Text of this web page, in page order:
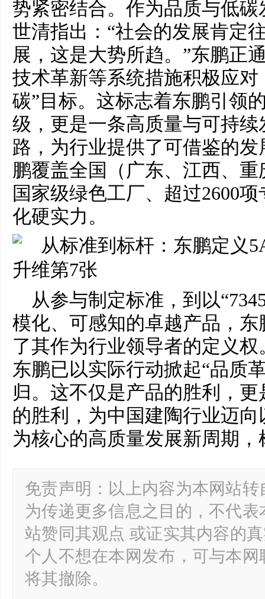
势紧密结合。作为品质与低
世清指出：“社会的发展肯定
展，这是大势所趋。”东鹏正
技术革新等系统措施积极应对
碳”目标。这标志着东鹏引领
级，更是一条高质量与可持
路，为行业提供了可借鉴的
鹏覆盖全国（广东、江西、
国家级绿色工厂、超过2600
化硬实力。
从参与制定标准，到以
模化、可感知的卓越产品，
了其作为行业领导者的定义权
东鹏已以实际行动掀起“品质
归。这不仅是产品的胜利，
的胜利，为中国建陶行业迈向
为核心的高质量发展新周期
免责声明：以上内容为本网站
为传递更多信息之目的，不代
站赞同其观点 或证实其内容的
个人不想在本网发布，可与本
将其撤除。